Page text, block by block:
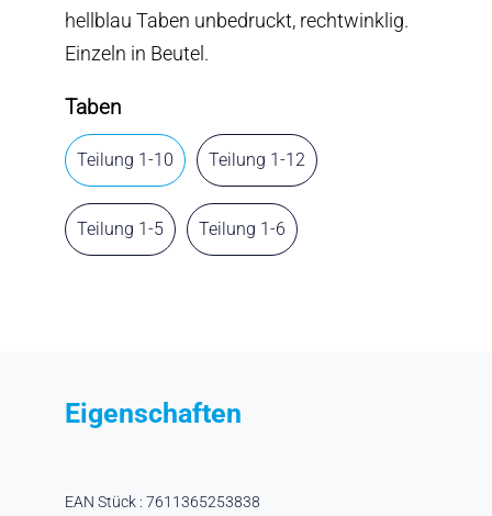
hellblau Taben unbedruckt, rechtwinklig.
Einzeln in Beutel.
Taben
Teilung 1-10 Teilung 1-12
Teilung 1-5 Teilung 1-6
Eigenschaften
EAN Stück : 7611365253838